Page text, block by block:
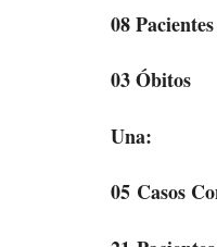
08
03 Óbitos
Una:
05 Casos